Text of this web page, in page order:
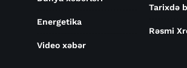
Energetika
Video xəbər
Tarixdə
Rəsmi